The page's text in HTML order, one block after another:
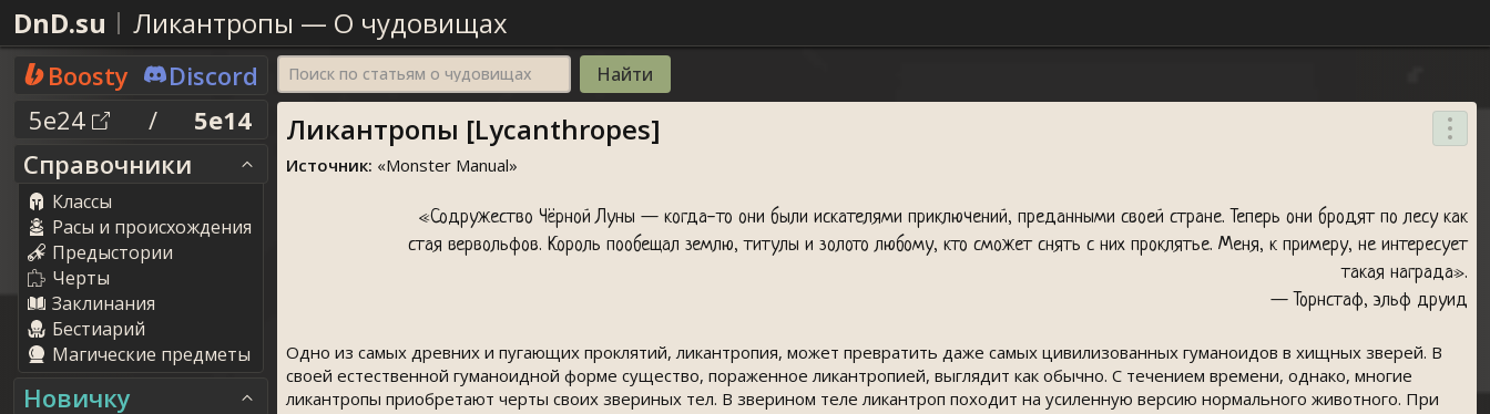
DnD.su Ликантропы — О чудовищах
Boosty
Discord
5e24
/
5e14
Справочники
Классы
Расы и происхождения
Предыстории
Черты
Заклинания
Бестиарий
Магические предметы
Новичку
Поиск по статьям о чудовищах
Ликантропы [Lycanthropes]
Источник: «Monster Manual»
«Содружество Чёрной Луны — когда-то они были искателями приключений, преданными своей стране. Теперь они бродят по лесу как
стая вервольфов. Король пообещал землю, титулы и золото любому, кто сможет снять с них проклятье. Меня, к примеру, не интересует
такая награда».
— Торнстаф, эльф друид
Одно из самых древних и пугающих проклятий, ликантропия, может превратить даже самых цивилизованных гуманоидов в хищных зверей. В
своей естественной гуманоидной форме существо, пораженное ликантропией, выглядит как обычно. С течением времени, однако, многие
ликантропы приобретают черты своих звериных тел. В зверином теле ликантроп походит на усиленную версию нормального животного. При